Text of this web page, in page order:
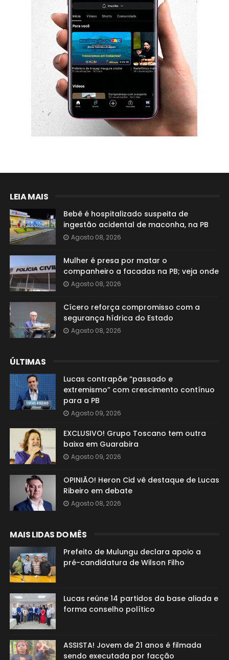
LEIA MAIS
Bebê é hospitalizado suspeita de
ingestão acidental de maconha, na PB
Agosto 08, 2026
Mulher é presa por matar o
companheiro a facadas na PB; veja onde
Agosto 08, 2026
Cícero reforça compromisso com a
segurança hídrica do Estado
Agosto 08, 2026
ÚLTIMAS
Lucas contrapõe “passado e
extremismo” com crescimento contínuo
para a PB
Agosto 09, 2026
EXCLUSIVO! Grupo Toscano tem outra
baixa em Guarabira
Agosto 09, 2026
OPINIÃO! Heron Cid vê destaque de Lucas
Ribeiro em debate
Agosto 08, 2026
MAIS LIDAS DO MÊS
Prefeito de Mulungu declara apoio a
pré-candidatura de Wilson Filho
Lucas reúne 14 partidos da base aliada e
forma conselho político
ASSISTA! Jovem de 21 anos é filmada
sendo executada por facção